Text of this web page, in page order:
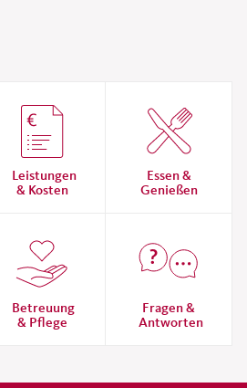
Leistungen
& Kosten
Essen &
Genießen
Betreuung
& Pflege
Fragen &
Antworten